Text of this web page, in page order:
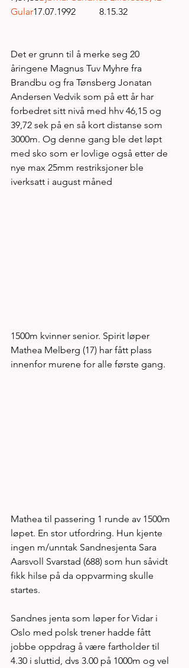
Gular17.07.1992          8.15.32
Det er grunn til å merke seg 20
åringene Magnus Tuv Myhre fra
Brandbu og fra Tønsberg Jonatan
Andersen Vedvik som på ett år har
forbedret sitt nivå med hhv 46,15 og
39,72 sek på en så kort distanse som
3000m. Og denne gang ble det løpt
med sko som er lovlige også etter de
nye max 25mm restriksjoner ble
iverksatt i august måned
1500m kvinner senior. Spirit løper
Mathea Melberg (17) har fått plass
innenfor murene for alle første gang.
Mathea til passering 1 runde av 1500m
løpet. En stor utfordring. Hun kjente
ingen m/unntak Sandnesjenta Sara
Aarsvoll Svarstad (688) som hun såvidt
fikk hilse på da oppvarming skulle
startes.
Sandnes jenta som løper for Vidar i
Oslo med polsk trener hadde fått
jobbe oppdrag å være fartholder til
4.30 i sluttid, dvs 3.00 på 1000m og vel